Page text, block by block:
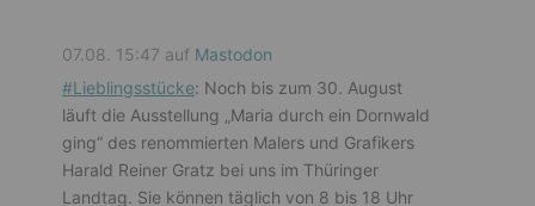
07.08. 15:47 auf Mastodon
#Lieblingsstücke: Noch bis zum 30. August
läuft die Ausstellung „Maria durch ein Dornwald
ging“ des renommierten Malers und Grafikers
Harald Reiner Gratz bei uns im Thüringer
Landtag. Sie können täglich von 8 bis 18 Uhr